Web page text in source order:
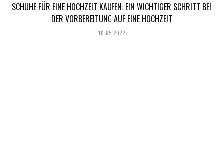
SCHUHE FÜR EINE HOCHZEIT KAUFEN: EIN WICHTIGER SCHRITT BEI
DER VORBEREITUNG AUF EINE HOCHZEIT
10.05.2022